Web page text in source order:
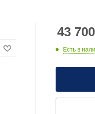
43 700
Есть в